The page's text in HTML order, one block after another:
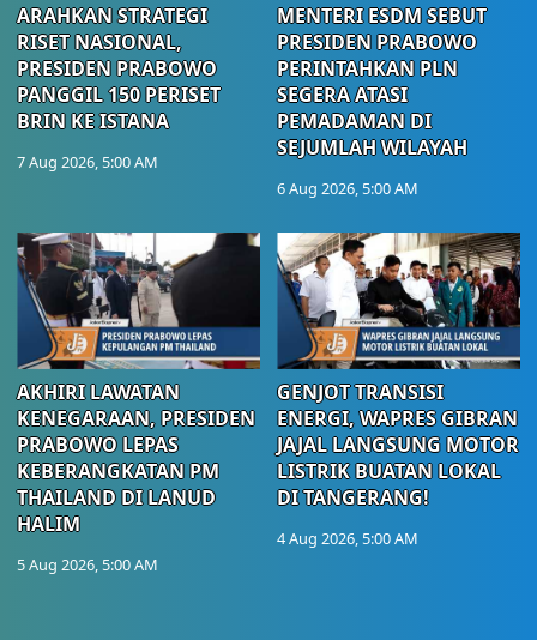
ARAHKAN STRATEGI
RISET NASIONAL,
PRESIDEN PRABOWO
PANGGIL 150 PERISET
BRIN KE ISTANA
7 Aug 2026, 5:00 AM
MENTERI ESDM SEBUT
PRESIDEN PRABOWO
PERINTAHKAN PLN
SEGERA ATASI
PEMADAMAN DI
SEJUMLAH WILAYAH
6 Aug 2026, 5:00 AM
AKHIRI LAWATAN
KENEGARAAN, PRESIDEN
PRABOWO LEPAS
KEBERANGKATAN PM
THAILAND DI LANUD
HALIM
5 Aug 2026, 5:00 AM
GENJOT TRANSISI
ENERGI, WAPRES GIBRAN
JAJAL LANGSUNG MOTOR
LISTRIK BUATAN LOKAL
DI TANGERANG!
4 Aug 2026, 5:00 AM